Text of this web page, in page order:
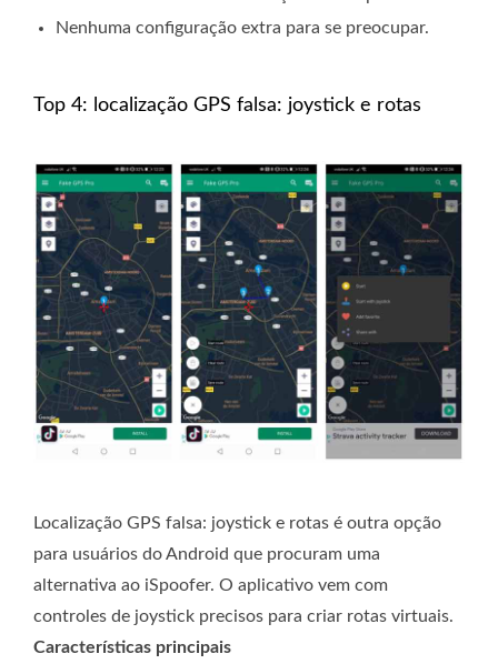
Nenhuma configuração extra para se preocupar.
Top 4: localização GPS falsa: joystick e rotas
Localização GPS falsa: joystick e rotas é outra opção
para usuários do Android que procuram uma
alternativa ao iSpoofer. O aplicativo vem com
controles de joystick precisos para criar rotas virtuais.
Características principais